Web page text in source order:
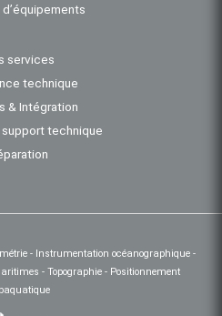
services
technique
& Intégration
support technique
- Instrumentation océanographique -
- Topographie - Positionnement